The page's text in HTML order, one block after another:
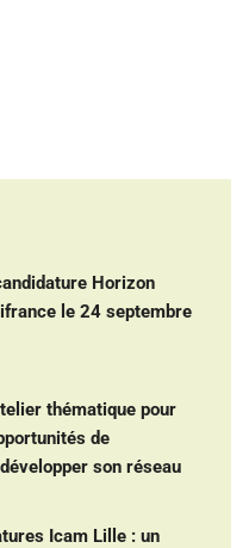
Horizon
le 24 septembre
thématique pour
de
son réseau
Icam Lille : un